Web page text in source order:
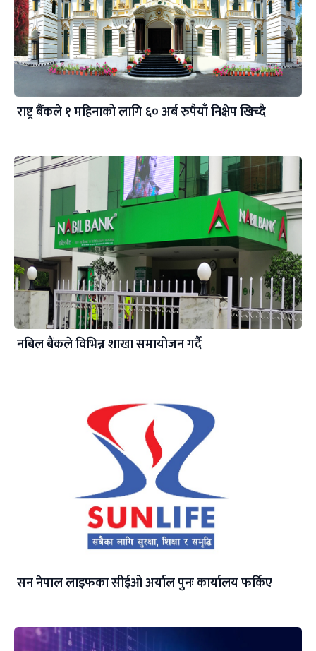
राष्ट्र बैंकले १ महिनाको लागि ६० अर्ब रुपैयाँ निक्षेप खिच्दै
नबिल बैंकले विभिन्न शाखा समायोजन गर्दै
सन नेपाल लाइफका सीईओ अर्याल पुनः कार्यालय फर्किए